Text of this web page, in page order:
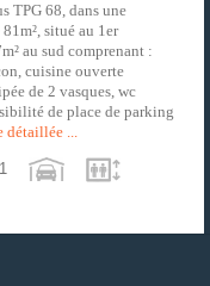
TPG 68, dans une
situé au 1er
au sud comprenant :
cuisine ouverte
de 2 vasques, wc
de place de parking
détaillée ...
1